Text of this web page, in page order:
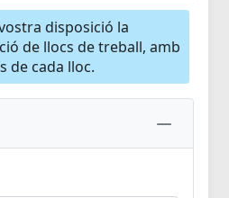
disposició la
de llocs de treball, amb
de cada lloc.